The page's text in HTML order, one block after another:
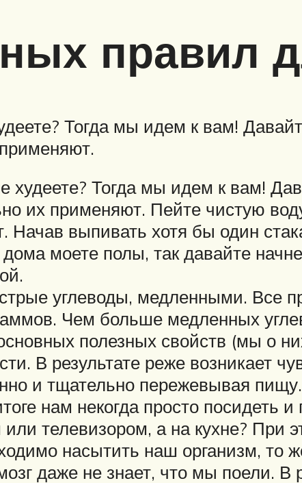
правил
Тогда мы идем к вам!
худеете? Тогда мы идем к вам!
их применяют. Пейте чистую
Начав выпивать хотя бы один
моете полы, так давайте
углеводы, медленными. Все
Чем больше медленных
полезных свойств (мы о
В результате реже возникает
и тщательно пережевывая
нам некогда просто посидеть
телевизором, а на кухне? При
насытить наш организм,
даже не знает, что мы поели. В